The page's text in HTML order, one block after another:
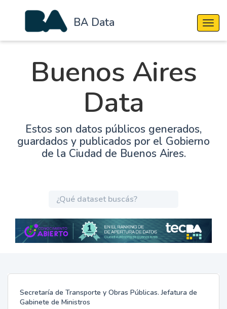
BA Data
Buenos Aires
Data
Estos son datos públicos generados,
guardados y publicados por el Gobierno
de la Ciudad de Buenos Aires.
Secretaría de Transporte y Obras Públicas. Jefatura de
Gabinete de Ministros